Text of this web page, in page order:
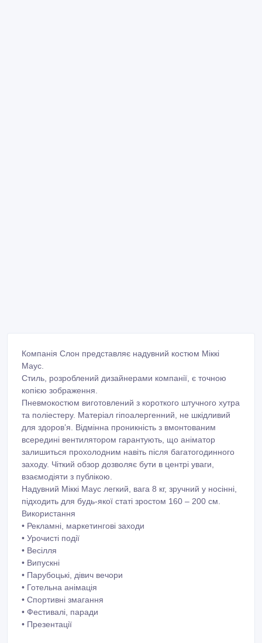
Компанія Слон представляє надувний костюм Міккі
Маус.
Стиль, розроблений дизайнерами компанії, є точною
копією зображення.
Пневмокостюм виготовлений з короткого штучного хутра
та поліестеру. Матеріал гіпоалергенний, не шкідливий
для здоров’я. Відмінна проникність з вмонтованим
всередині вентилятором гарантують, що аніматор
залишиться прохолодним навіть після багатогодинного
заходу. Чіткий обзор дозволяє бути в центрі уваги,
взаємодіяти з публікою.
Надувний Міккі Маус легкий, вага 8 кг, зручний у носінні,
підходить для будь-якої статі зростом 160 – 200 см.
Використання
• Рекламні, маркетингові заходи
• Урочисті події
• Весілля
• Випускні
• Парубоцькі, дівич вечори
• Готельна анімація
• Спортивні змагання
• Фестивалі, паради
• Презентації